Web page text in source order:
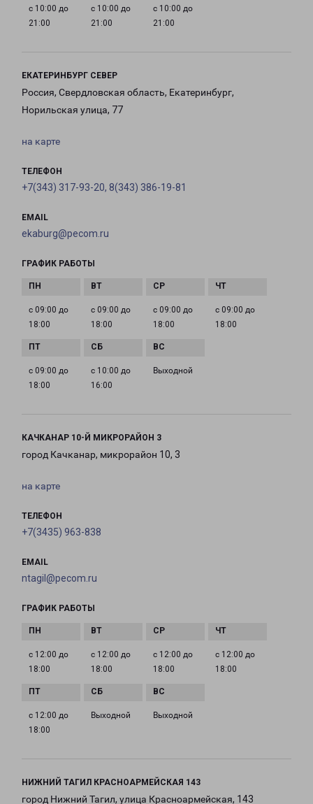
с 10:00 до
21:00
с 10:00 до
21:00
с 10:00 до
21:00
ЕКАТЕРИНБУРГ СЕВЕР
Россия, Свердловская область, Екатеринбург,
Норильская улица, 77
на карте
ТЕЛЕФОН
+7(343) 317-93-20, 8(343) 386-19-81
EMAIL
ekaburg@pecom.ru
ГРАФИК РАБОТЫ
с 09:00 до
18:00
с 09:00 до
18:00
с 09:00 до
18:00
с 09:00 до
18:00
с 09:00 до
18:00
с 10:00 до
16:00
Выходной
КАЧКАНАР 10-Й МИКРОРАЙОН 3
город Качканар, микрорайон 10, 3
на карте
ТЕЛЕФОН
+7(3435) 963-838
EMAIL
ntagil@pecom.ru
ГРАФИК РАБОТЫ
с 12:00 до
18:00
с 12:00 до
18:00
с 12:00 до
18:00
с 12:00 до
18:00
с 12:00 до
18:00
Выходной Выходной
НИЖНИЙ ТАГИЛ КРАСНОАРМЕЙСКАЯ 143
город Нижний Тагил, улица Красноармейская, 143